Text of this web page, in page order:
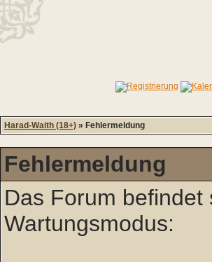
Harad-Waith (18+) » Fehlermeldung
Fehlermeldung
Das Forum
Wartungsmodus: